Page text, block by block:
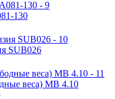
130
SUB026
веса) MB 4.10